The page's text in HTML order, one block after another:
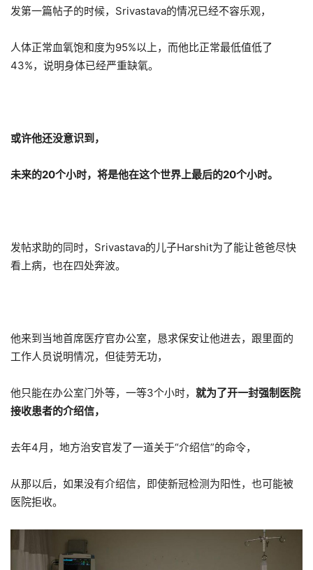
发第一篇帖子的时候，Srivastava的情况已经不容乐观，
人体正常血氧饱和度为95%以上，而他比正常最低值低了
43%，说明身体已经严重缺氧。
或许他还没意识到，
未来的20个小时，将是他在这个世界上最后的20个小时。
发帖求助的同时，Srivastava的儿子Harshit为了能让爸爸尽快
看上病，也在四处奔波。
他来到当地首席医疗官办公室，恳求保安让他进去，跟里面的
工作人员说明情况，但徒劳无功，
他只能在办公室门外等，一等3个小时， 就为了开一封强制医院
接收患者的介绍信，
去年4月，地方治安官发了一道关于“介绍信”的命令，
从那以后，如果没有介绍信，即使新冠检测为阳性，也可能被
医院拒收。